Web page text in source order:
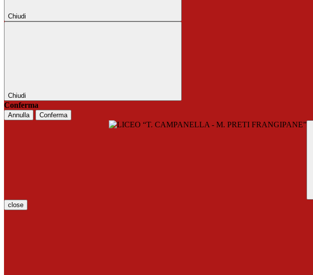
Chiudi
Chiudi
Conferma
Annulla Conferma
close